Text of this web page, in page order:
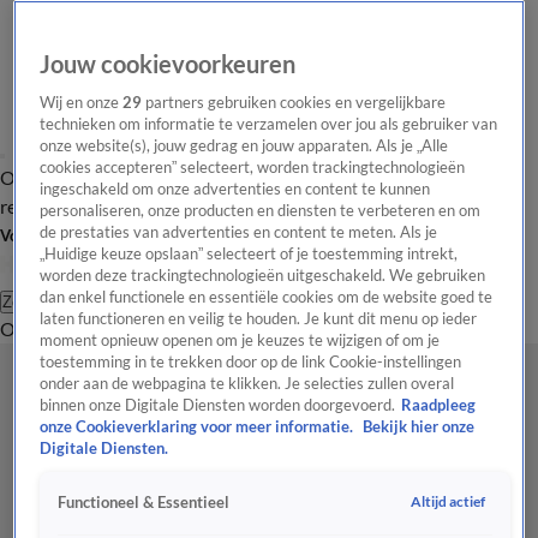
Overzicht Laatste nieuws Regionieuws Het beste van Hart
Tip de
redactie
Volg Hart van Nederland
Zoeken
OverzichtRegioUitzendingenWeerTip de redactiePanelVideo's
Jouw cookievoorkeuren
Wij en onze29 partners gebruiken cookies en vergelijkbare
technieken om informatie te verzamelen over jou als gebruiker van
onze website(s), jouw gedrag en jouw apparaten. Als je „Alle
cookies accepteren” selecteert, worden trackingtechnologieën
ingeschakeld om onze advertenties en content te kunnen
personaliseren, onze producten en diensten te verbeteren en om
de prestaties van advertenties en content te meten. Als je
„Huidige keuze opslaan” selecteert of je toestemming intrekt,
worden deze trackingtechnologieën uitgeschakeld. We gebruiken
dan enkel functionele en essentiële cookies om de website goed te
laten functioneren en veilig te houden. Je kunt dit menu op ieder
moment opnieuw openen om je keuzes te wijzigen of om je
toestemming in te trekken door op de link Cookie-instellingen
onder aan de webpagina te klikken. Je selecties zullen overal
binnen onze Digitale Diensten worden doorgevoerd. Raadpleeg
onze Cookieverklaring voor meer informatie.
Bekijk hier onze
Digitale Diensten.
Functioneel & Essentieel Altijd actief